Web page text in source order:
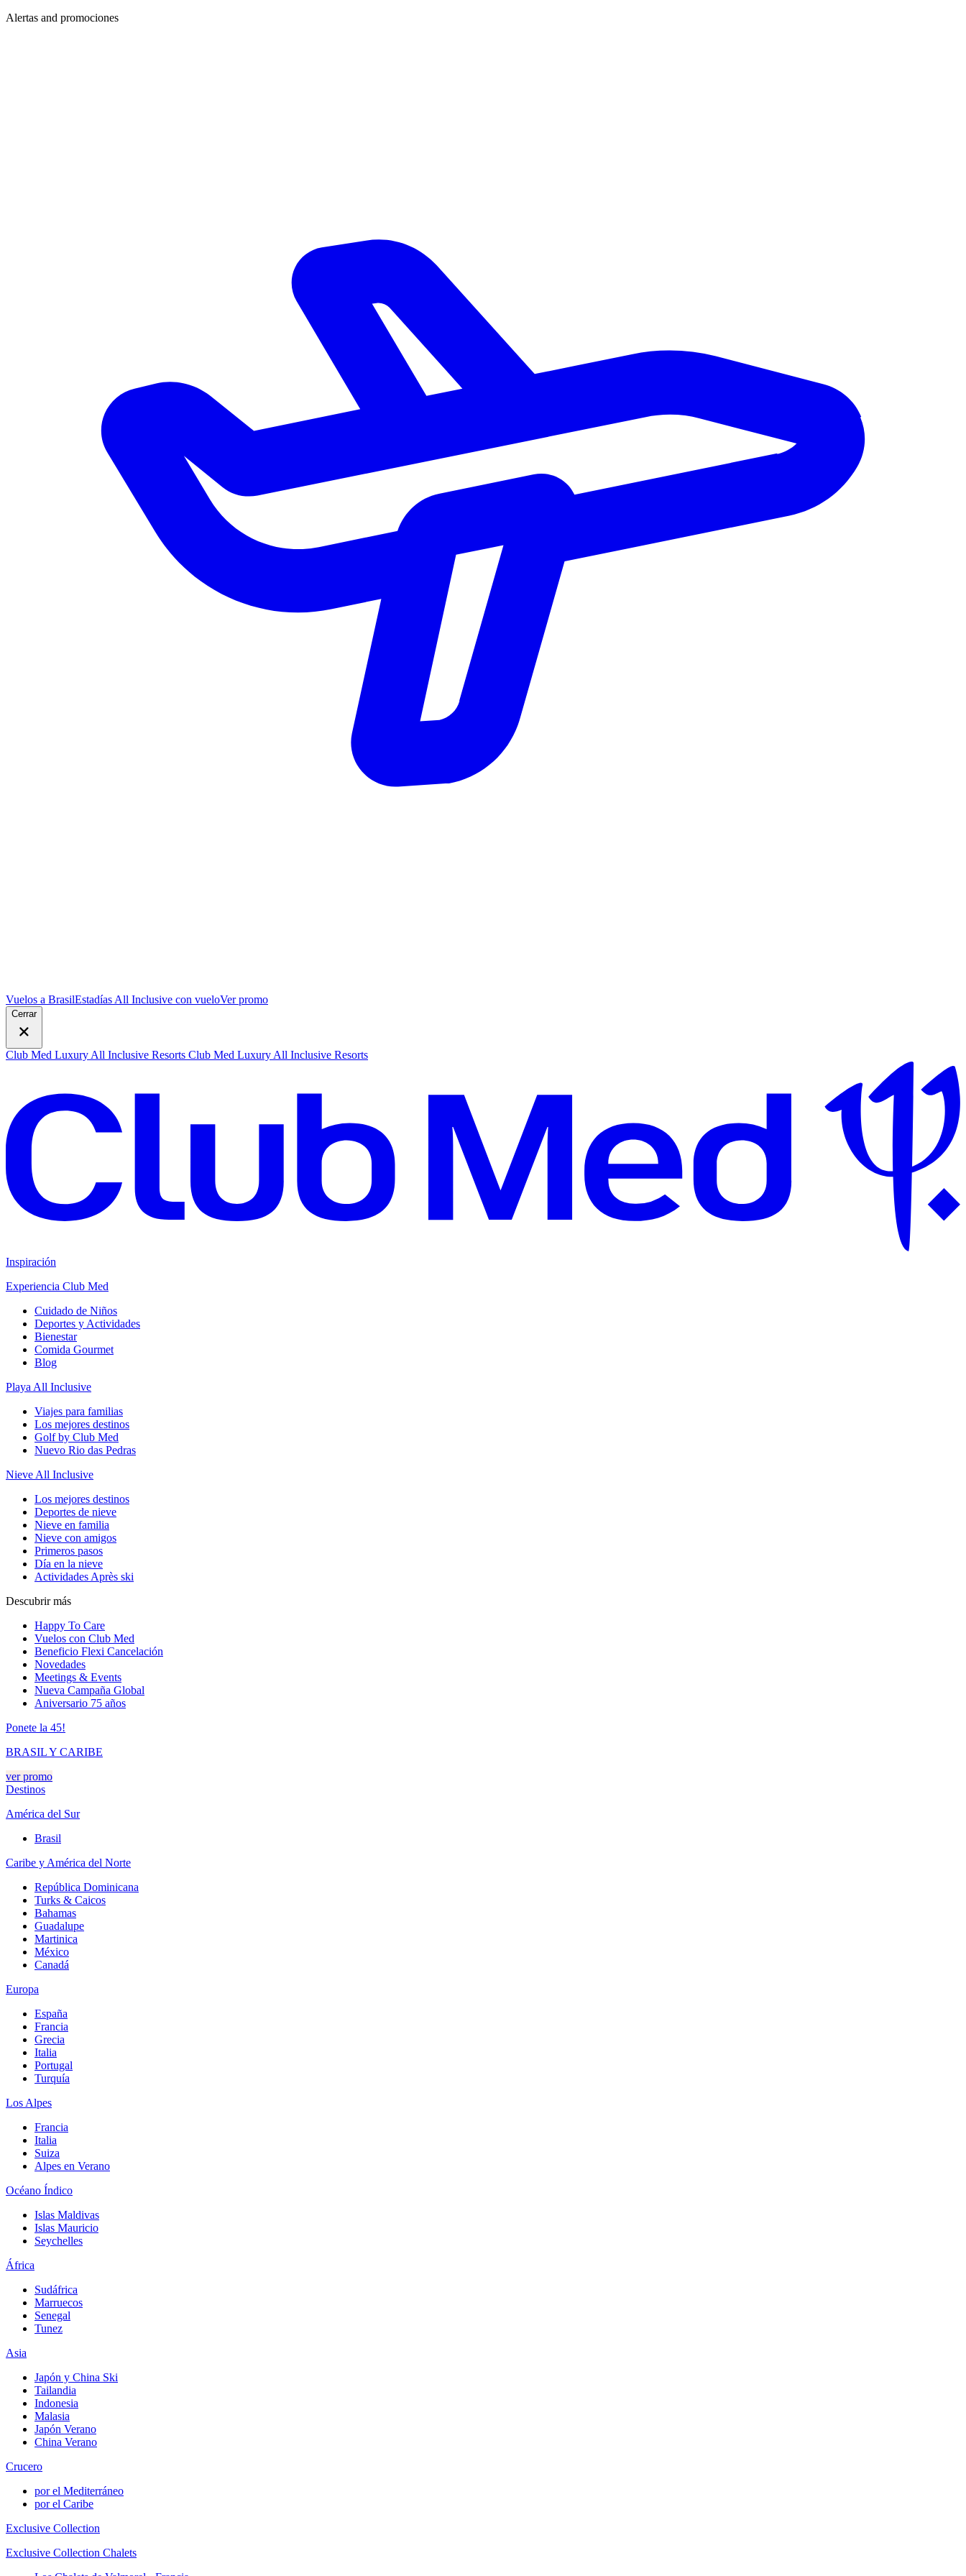
Alertas and promociones
Vuelos a BrasilEstadías All Inclusive con vueloVer promo
Cerrar
Club Med Luxury All Inclusive Resorts Club Med Luxury All Inclusive Resorts
Inspiración
Experiencia Club Med
Cuidado de Niños
Deportes y Actividades
Bienestar
Comida Gourmet
Blog
Playa All Inclusive
Viajes para familias
Los mejores destinos
Golf by Club Med
Nuevo Rio das Pedras
Nieve All Inclusive
Los mejores destinos
Deportes de nieve
Nieve en familia
Nieve con amigos
Primeros pasos
Día en la nieve
Actividades Après ski
Descubrir más
Happy To Care
Vuelos con Club Med
Beneficio Flexi Cancelación
Novedades
Meetings & Events
Nueva Campaña Global
Aniversario 75 años
Ponete la 45!
BRASIL Y CARIBE
ver promo
Destinos
América del Sur
Brasil
Caribe y América del Norte
República Dominicana
Turks & Caicos
Bahamas
Guadalupe
Martinica
México
Canadá
Europa
España
Francia
Grecia
Italia
Portugal
Turquía
Los Alpes
Francia
Italia
Suiza
Alpes en Verano
Océano Índico
Islas Maldivas
Islas Mauricio
Seychelles
África
Sudáfrica
Marruecos
Senegal
Tunez
Asia
Japón y China Ski
Tailandia
Indonesia
Malasia
Japón Verano
China Verano
Crucero
por el Mediterráneo
por el Caribe
Exclusive Collection
Exclusive Collection Chalets